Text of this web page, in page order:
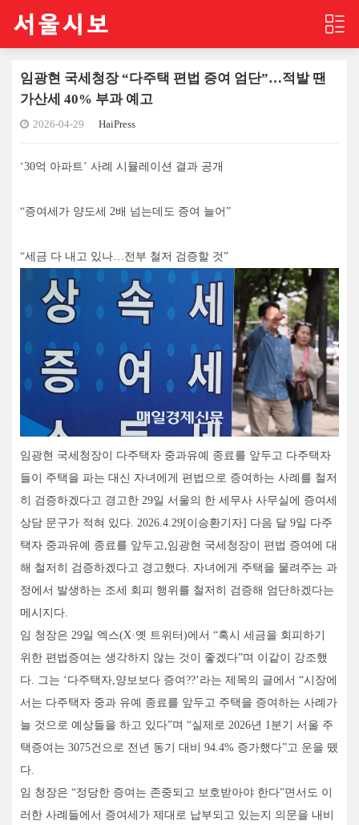
임광현 국세청장 “다주택 편법 증여 엄단”…적발 땐
가산세 40% 부과 예고
2026-04-29 HaiPress
‘30억 아파트’ 사례 시뮬레이션 결과 공개
“증여세가 양도세 2배 넘는데도 증여 늘어”
“세금 다 내고 있나…전부 철저 검증할 것”
임광현 국세청장이 다주택자 중과유예 종료를 앞두고 다주택자
들이 주택을 파는 대신 자녀에게 편법으로 증여하는 사례를 철저
히 검증하겠다고 경고한 29일 서울의 한 세무사 사무실에 증여세
상담 문구가 적혀 있다. 2026.4.29[이승환기자] 다음 달 9일 다주
택자 중과유예 종료를 앞두고,임광현 국세청장이 편법 증여에 대
해 철저히 검증하겠다고 경고했다. 자녀에게 주택을 물려주는 과
정에서 발생하는 조세 회피 행위를 철저히 검증해 엄단하겠다는
메시지다.
임 청장은 29일 엑스(X·옛 트위터)에서 “혹시 세금을 회피하기
위한 편법증여는 생각하지 않는 것이 좋겠다”며 이같이 강조했
다. 그는 ‘다주택자,양보보다 증여??’라는 제목의 글에서 “시장에
서는 다주택자 중과 유예 종료를 앞두고 주택을 증여하는 사례가
늘 것으로 예상들을 하고 있다”며 “실제로 2026년 1분기 서울 주
택증여는 3075건으로 전년 동기 대비 94.4% 증가했다”고 운을 뗐
다.
임 청장은 “정당한 증여는 존중되고 보호받아야 한다”면서도 이
러한 사례들에서 증여세가 제대로 납부되고 있는지 의문을 내비